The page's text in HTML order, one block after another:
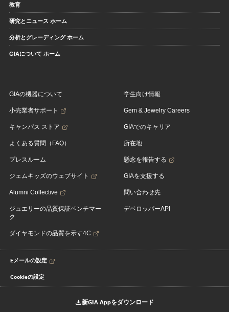
教育
研究とニュース ホーム
分析とグレーディング ホーム
GIAについて ホーム
GIAの機器について
小売業者サポート
キャンパス ストア
よくある質問（FAQ）
プレスルーム
ジェムキッズのウェブサイト
Alumni Collective
ジュエリーの品質保証ベンチマー
ク
ダイヤモンドの品質を示す4C
学生向け情報
Gem & Jewelry Careers
GIAでのキャリア
所在地
懸念を報告する
GIAを支援する
問い合わせ先
デベロッパーAPI
Eメールの設定
Cookieの設定
新GIA Appをダウンロード